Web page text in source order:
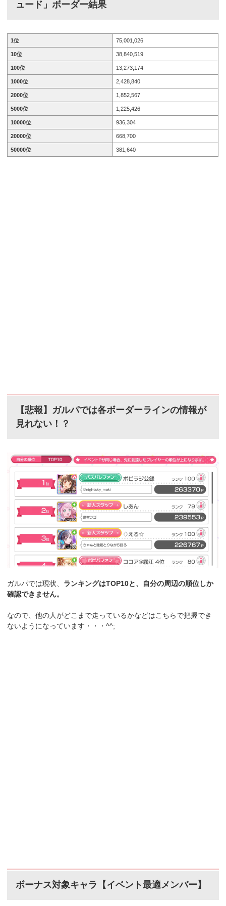
ルズバンドパーティ（ガルパ）ではイベント「羽ばた
ュード」 ボーダー結果
1位 75,001,026
10位 38,840,519
100位 13,273,174
1000位 2,428,840
2000位 1,852,567
5000位 1,225,426
10000位 936,304
20000位 668,700
50000位 381,640
【悲報】ガルパでは各ボーダーラインの情報が
見れない！？
ガルパでは現状、 ランキングはTOP10と、自分の周辺の順位しか
確認できません。
なので、他の人がどこまで走っているかなどはこちらで把握でき
ないようになっています・・・^^;
ボーナス対象キャラ【イベント最適メンバー】